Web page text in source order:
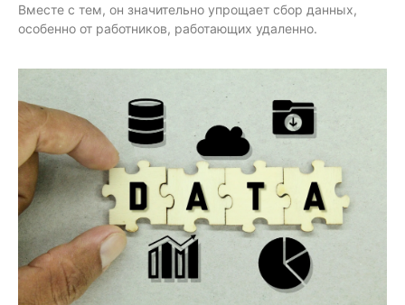
Вместе с тем, он значительно упрощает сбор данных,
особенно от работников, работающих удаленно.